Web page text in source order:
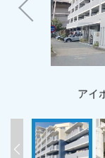
アイ